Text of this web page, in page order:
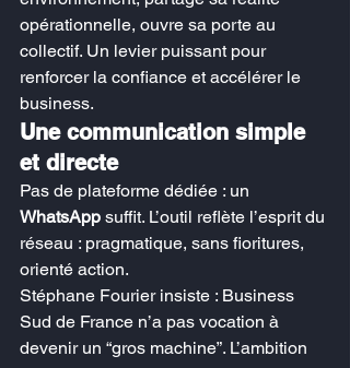
opérationnelle, ouvre sa porte au
collectif. Un levier puissant pour
renforcer la confiance et accélérer le
business.
Une communication simple
et directe
Pas de plateforme dédiée : un
WhatsApp suffit. L’outil reflète l’esprit du
réseau : pragmatique, sans fioritures,
orienté action.
Stéphane Fourier insiste : Business
Sud de France n’a pas vocation à
devenir un “gros machine”. L’ambition